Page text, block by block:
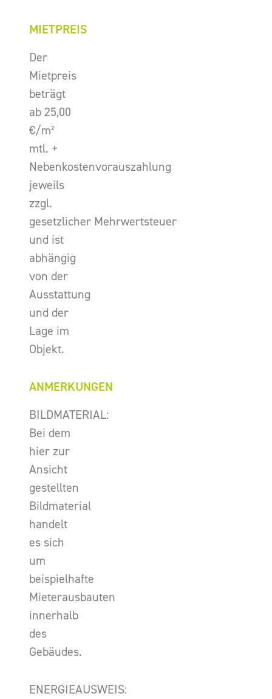
MIETPREIS
Der
Mietpreis
beträgt
ab 25,00
€/m²
mtl. +
Nebenkostenvorauszahlung
jeweils
zzgl.
gesetzlicher Mehrwertsteuer
und ist
abhängig
von der
Ausstattung
und der
Lage im
Objekt.
ANMERKUNGEN
BILDMATERIAL:
Bei dem
hier zur
Ansicht
gestellten
Bildmaterial
handelt
es sich
um
beispielhafte
Mieterausbauten
innerhalb
des
Gebäudes.
ENERGIEAUSWEIS: